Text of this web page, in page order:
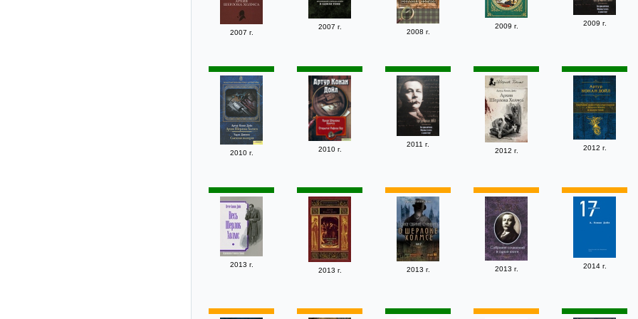
2007 г.
2007 г.
2008 г.
2009 г. 2009 г.
2010 г. 2010 г.
2011 г.
2012 г.
2012 г.
2013 г.
2013 г. 2013 г. 2013 г. 2014 г.